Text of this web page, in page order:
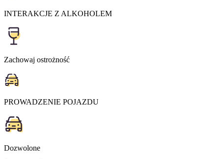
INTERAKCJE Z ALKOHOLEM
Zachowaj ostrożność
PROWADZENIE POJAZDU
Dozwolone